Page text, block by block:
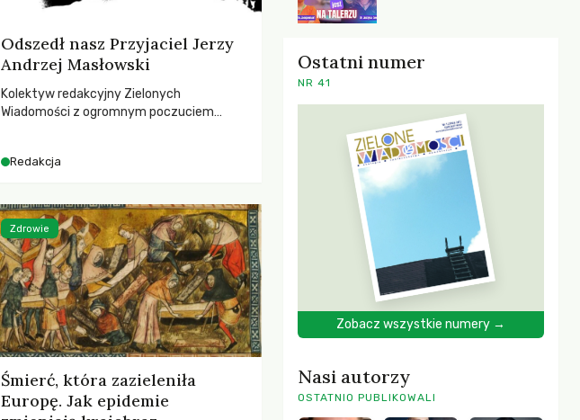
Odszedł nasz Przyjaciel Jerzy
Andrzej Masłowski
Kolektyw redakcyjny Zielonych
Wiadomości z ogromnym poczuciem
kochanego Opiekuna, Mecenasa i Mentora.
Redakcja
Śmierć, która zazieleniła
Europę. Jak epidemie
Zdrowie
Ostatni numer
NR 41
Zobacz wszystkie numery →
Nasi autorzy
OSTATNIO PUBLIKOWALI